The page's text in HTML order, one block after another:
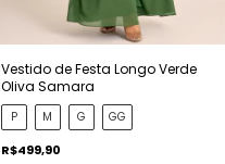
Vestido de Festa Longo Verde
Oliva Samara
P M G GG
R$499,90